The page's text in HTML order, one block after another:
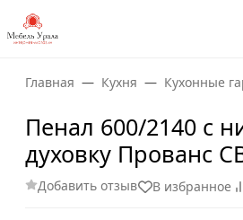
Главная Кухня Кухонные
Пенал 600/2140 с
духовку Прованс
Добавить отзыв В избранное